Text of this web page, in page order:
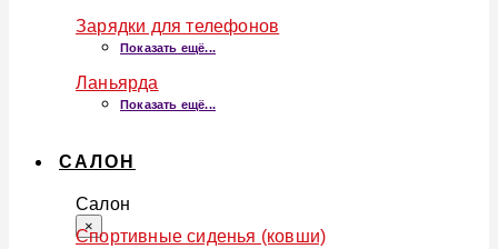
Зарядки для телефонов
Показать ещё...
Ланьярда
Показать ещё...
САЛОН
Салон
×
Спортивные сиденья (ковши)